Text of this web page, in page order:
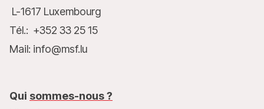
L-1617 Luxembourg
Tél.: +352 33 25 15
Mail: info@msf.lu
Qui sommes-nous ?